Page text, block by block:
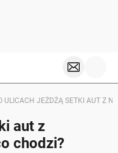
ULICACH JEŻDŻĄ SETKI AUT Z
aut z
chodzi?